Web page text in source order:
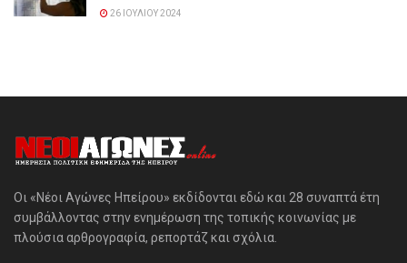
26 ΙΟΥΛΊΟΥ 2024
Οι «Νέοι Αγώνες Ηπείρου» εκδίδονται εδώ και 28 συναπτά έτη
συμβάλλοντας στην ενημέρωση της τοπικής κοινωνίας με
πλούσια αρθρογραφία, ρεπορτάζ και σχόλια.